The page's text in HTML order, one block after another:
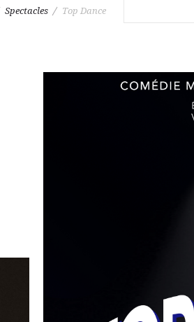
Spectacles Top Dance